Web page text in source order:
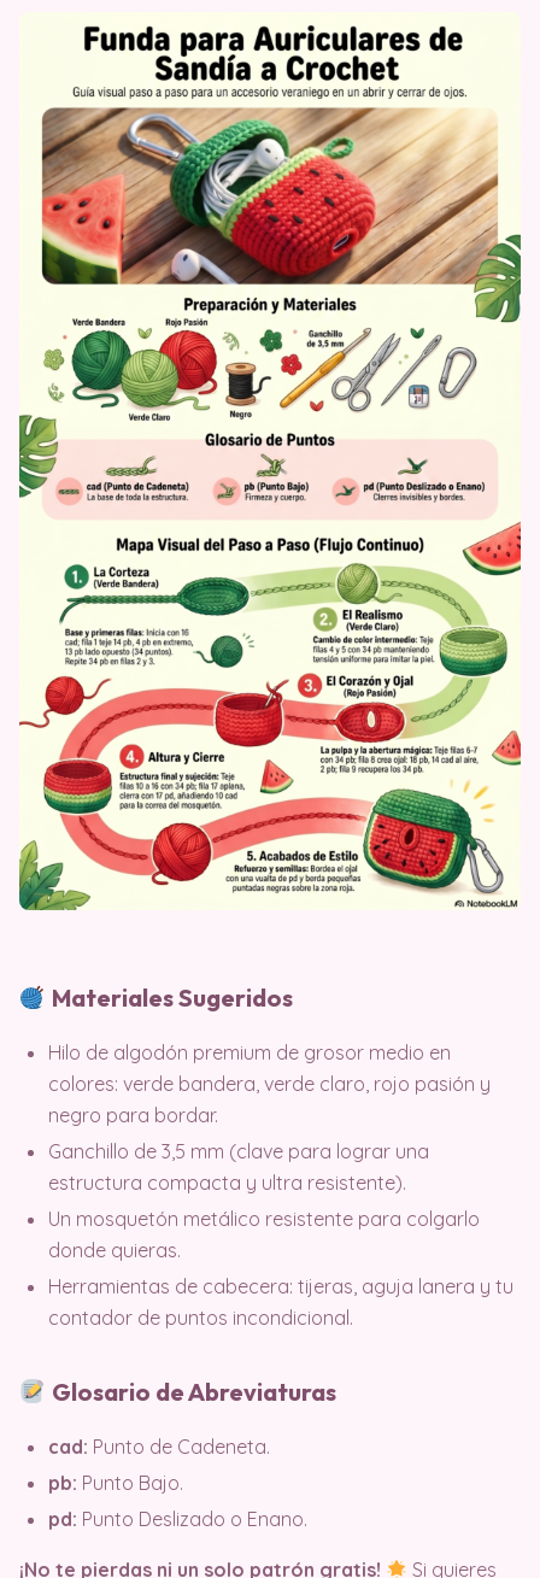
Materiales Sugeridos
Hilo de algodón premium de grosor medio en
colores: verde bandera, verde claro, rojo pasión y
negro para bordar.
Ganchillo de 3,5 mm (clave para lograr una
estructura compacta y ultra resistente).
Un mosquetón metálico resistente para colgarlo
donde quieras.
Herramientas de cabecera: tijeras, aguja lanera y tu
contador de puntos incondicional.
Glosario de Abreviaturas
cad: Punto de Cadeneta.
pb: Punto Bajo.
pd: Punto Deslizado o Enano.
¡No te pierdas ni un solo patrón gratis! Si quieres